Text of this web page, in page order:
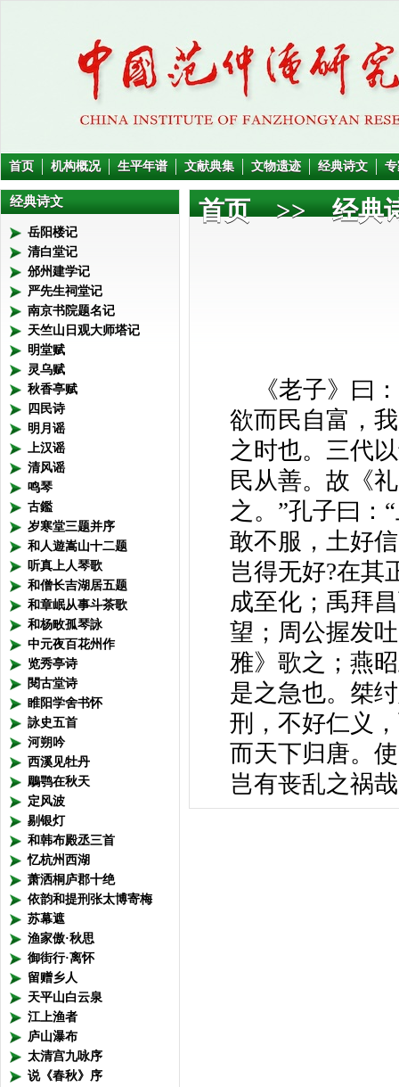
首页 机构概况 生平年谱 文献典集 文物遗迹 经典诗文
经典诗文
岳阳楼记
清白堂记
邠州建学记
严先生祠堂记
南京书院题名记
天竺山日观大师塔记
明堂赋
灵乌赋
秋香亭赋
四民诗
明月谣
上汉谣
清风谣
鸣琴
古鑑
岁寒堂三题并序
和人遊嵩山十二题
听真上人琴歌
和僧长吉湖居五题
和章岷从事斗茶歌
和杨畋孤琴詠
中元夜百花州作
览秀亭诗
閱古堂诗
睢阳学舍书怀
詠史五首
河朔吟
西溪见牡丹
鵰鹗在秋天
定风波
剔银灯
和韩布殿丞三首
忆杭州西湖
萧洒桐庐郡十绝
依韵和提刑张太博寄梅
苏幕遮
渔家傲·秋思
御街行·离怀
留赠乡人
天平山白云泉
江上渔者
庐山瀑布
太清宫九咏序
说《春秋》序
首页>> 经典
《老子》曰
欲而民自富，
之时也。三代
民从善。故《
之。”孔子曰：
敢不服，土好
岂得无好?在其
成至化；禹拜
望；周公握发
雅》歌之；燕
是之急也。桀
刑，不好仁义
而天下归唐。
岂有丧乱之祸